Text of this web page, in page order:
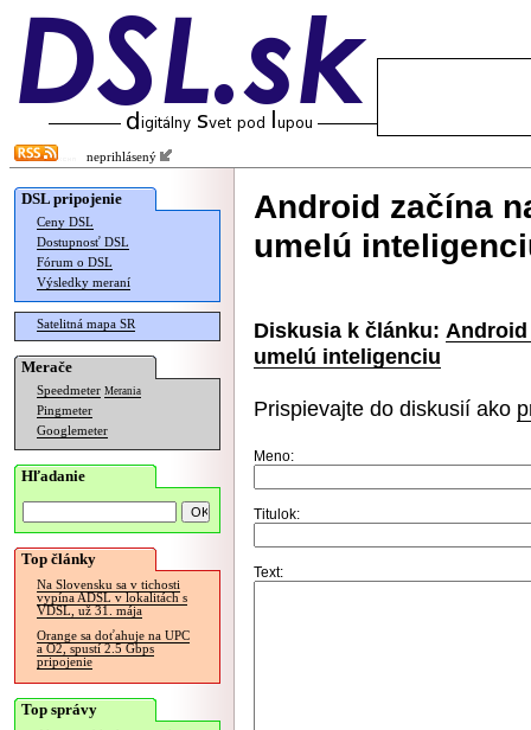
neprihlásený
DSL pripojenie
Ceny DSL
Dostupnosť DSL
Fórum o DSL
Výsledky meraní
Satelitná mapa SR
Merače
Speedmeter Merania
Pingmeter
Googlemeter
Hľadanie
Top články
Na Slovensku sa v tichosti
vypína ADSL v lokalitách s
VDSL, už 31. mája
Orange sa doťahuje na UPC
a O2, spustí 2.5 Gbps
pripojenie
Top správy
Android začína
umelú
Diskusia k článku:
umelú inteligenciu
Prispievajte do diskusií ako
Meno:
Titulok:
Text: